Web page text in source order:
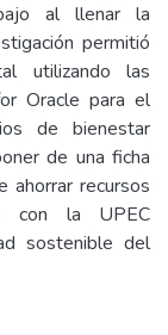
al llenar la
permitió
utilizando las
Oracle para el
de bienestar
de una ficha
ahorrar recursos
con la UPEC
sostenible del